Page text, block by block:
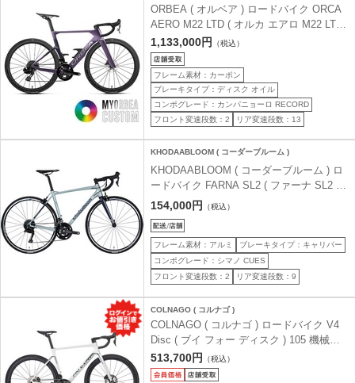
ORBEA ( オルベア ) ロードバイク ORCA
AERO M22 LTD ( オルカ エアロ M22 LTD
) MYO ( マイオー ) マイオルベアカスタム
47 ( 身長目安160cm前後 )
1,133,000円 （税込）
フレーム素材：カーボン
ブレーキタイプ：ディスク オイル
コンポグレード：カンパニョーロ RECORD
フロント変速段数：2
リア変速段数：13
KHODAABLOOM ( コーダーブルーム )
KHODAABLOOM ( コーダーブルーム ) ロ
ードバイク FARNA SL2 ( ファーナ SL2 )
オーロラグレー 500 ( 身長目安180cm前後
154,000円 （税込）
フレーム素材：アルミ
ブレーキタイプ：キャリパー
コンポグレード：シマノ CUES
フロント変速段数：2
リア変速段数：9
COLNAGO ( コルナゴ )
COLNAGO ( コルナゴ ) ロードバイク V4
Disc ( ブイ フォー ディスク ) 105 機械式
12sp VDWH ( ホワイト ) 455S ( 身長目安
170cm前後 )
513,700円 （税込）